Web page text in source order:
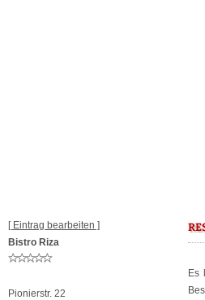
[ Eintrag bearbeiten ]
Bistro Riza
Pionierstr. 22
Es